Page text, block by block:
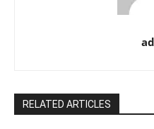
RELATED ARTICLES